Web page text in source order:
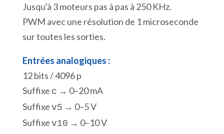
Jusqu'à 3 moteurs pas à pas à 250 KHz.
PWM avec une résolution de 1 microseconde
sur toutes les sorties.
Entrées analogiques :
12 bits / 4096 p
Suffixe c → 0–20 mA
Suffixe v5 → 0–5 V
Suffixe v10 → 0–10 V